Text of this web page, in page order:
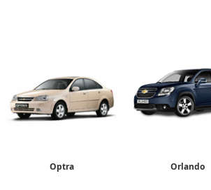
Optra Orlando